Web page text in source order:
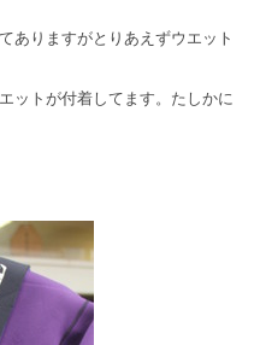
ありますがとりあえずウエット
ットが付着してます。たしかに